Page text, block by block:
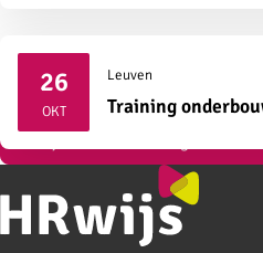
26
OKT2026
Leuven
Training